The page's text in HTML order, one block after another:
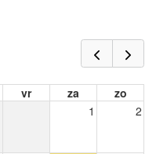
vr za
zo
1
2